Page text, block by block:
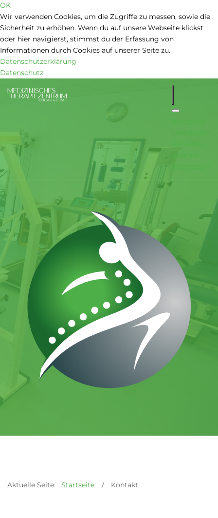
OK
Wir verwenden Cookies, um die Zugriffe zu messen, sowie die
Sicherheit zu erhöhen. Wenn du auf unsere Webseite klickst
oder hier navigierst, stimmst du der Erfassung von
Informationen durch Cookies auf unserer Seite zu.
Datenschutzerklärung
Datenschutz
Aktuelle Seite: Startseite Kontakt